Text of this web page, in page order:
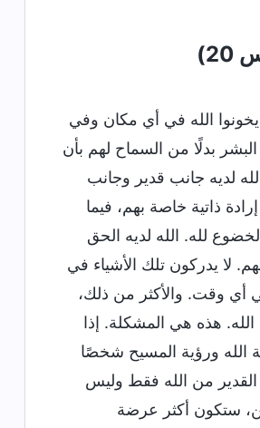
20)
الله في أي مكان وفي
بدلًا من السماح لهم بأن
لديه جانب قدير وجانب
ذاتية خاصة بهم، فيما
لله. الله لديه الحق
لا يدركون تلك الأشياء في
أي وقت. والأكثر من ذلك،
هذه هي المشكلة. إذا
الله ورؤية المسيح شخصًا
القدير من الله فقط وليس
ستكون أكثر عرضة